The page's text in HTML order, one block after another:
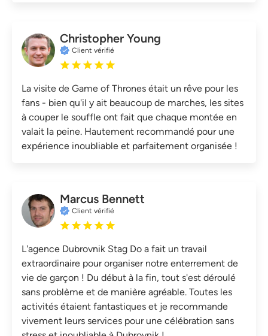
Christopher Young
Client vérifié
La visite de Game of Thrones était un rêve pour les
fans - bien qu'il y ait beaucoup de marches, les sites
à couper le souffle ont fait que chaque montée en
valait la peine. Hautement recommandé pour une
expérience inoubliable et parfaitement organisée !
Marcus Bennett
Client vérifié
L'agence Dubrovnik Stag Do a fait un travail
extraordinaire pour organiser notre enterrement de
vie de garçon ! Du début à la fin, tout s'est déroulé
sans problème et de manière agréable. Toutes les
activités étaient fantastiques et je recommande
vivement leurs services pour une célébration sans